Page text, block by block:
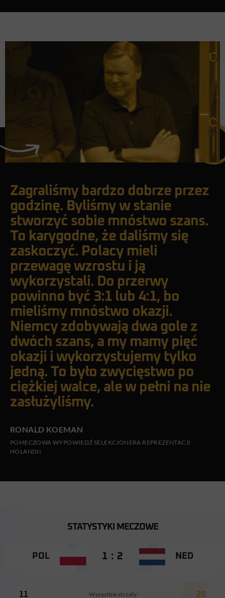
Zagraliśmy bardzo dobrze przez
godzinę. Byliśmy w stanie
stworzyć sobie mnóstwo szans.
To karygodne, że daliśmy się
zaskoczyć. Polacy mieli
przewagę wzrostu i ją
wykorzystali. Do przerwy
powinno być 3:1 lub 4:1, bo
mieliśmy mnóstwo okazji.
Niemcy zdobywają dwa gole z
dwóch szans, a my mamy pięć
okazji i wykorzystujemy tylko
jedną. To było zwycięstwo po
ciężkiej walce, ale w pełni na nie
zasłużyliśmy.
RONALD KOEMAN
POMECZOWA WYPOWIEDŹ SELEKCJONERA REPREZENTACJI
HOLANDII
STATYSTYKI MECZOWE
POL 1 : 2 NED
11 Wszystkie strzały 20